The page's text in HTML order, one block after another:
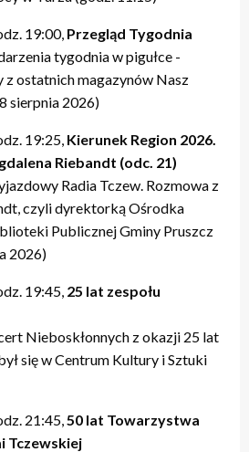
19:00, Przegląd Tygodnia
tygodnia w pigułce -
z ostatnich magazynów Nasz
sierpnia 2026)
19:25, Kierunek Region 2026.
Riebandt (odc. 21)
Radia Tczew. Rozmowa z
czyli dyrektorką Ośrodka
Publicznej Gminy Pruszcz
2026)
19:45, 25 lat zespołu
Nieboskłonnych z okazji 25 lat
się w Centrum Kultury i Sztuki
21:45, 50 lat Towarzystwa
Tczewskiej